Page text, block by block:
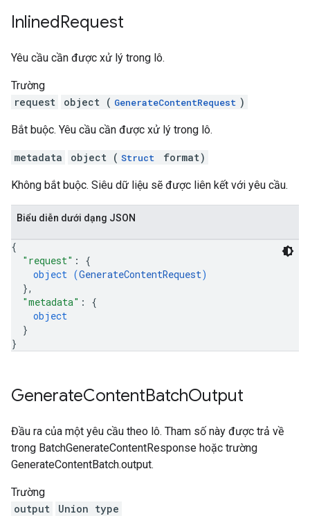
InlinedRequest
Yêu cầu cần được xử lý trong lô.
Trường
request
object ( GenerateContentRequest )
Bắt buộc. Yêu cầu cần được xử lý trong lô.
metadata object ( Struct format)
Không bắt buộc. Siêu dữ liệu sẽ được liên kết với yêu cầu.
Biểu diễn dưới dạng JSON
{
"request" : {
object (GenerateContentRequest)
},
"metadata" : {
object
}
}
GenerateContentBatchOutput
Đầu ra của một yêu cầu theo lô. Tham số này được trả về
trong BatchGenerateContentResponse hoặc trường
GenerateContentBatch.output.
Trường
output
Union type